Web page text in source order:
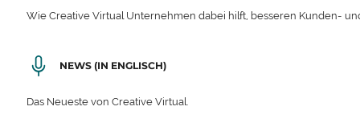
Wie Creative Virtual Unternehmen dabei hilft, besseren Kunden-
NEWS (IN ENGLISCH)
Das Neueste von Creative Virtual.